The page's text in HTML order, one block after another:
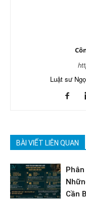
Luật sư
BÀI VIẾT LIÊN QUAN
Cần